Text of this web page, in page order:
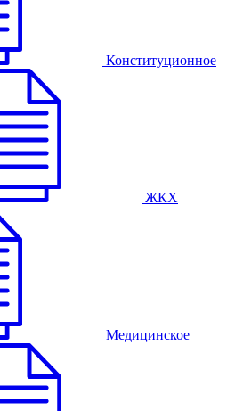
Конституционное
ЖКХ
Медицинское